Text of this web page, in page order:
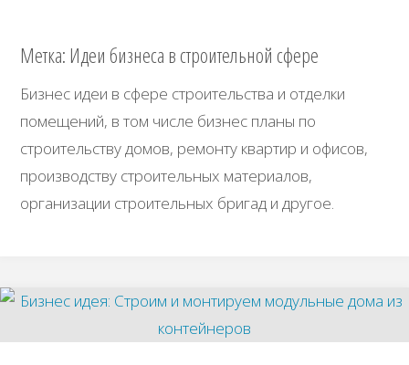
Метка: Идеи бизнеса в строительной сфере
Бизнес идеи в сфере строительства и отделки
помещений, в том числе бизнес планы по
строительству домов, ремонту квартир и офисов,
производству строительных материалов,
организации строительных бригад и другое.